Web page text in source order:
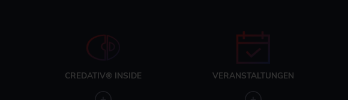
CREDATIV® INSIDE VERANSTALTUNGEN